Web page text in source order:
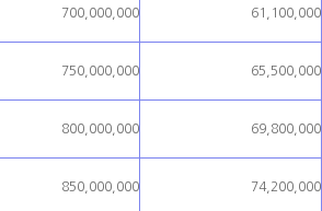
700,000,000 61,100,000
750,000,000 65,500,000
800,000,000 69,800,000
850,000,000 74,200,000